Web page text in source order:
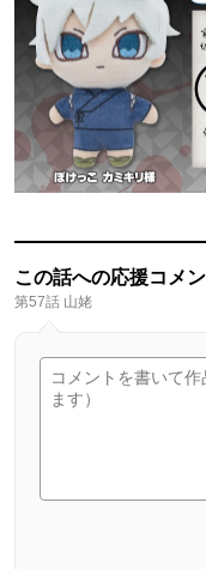
この話への応援コメ
第57話 山姥